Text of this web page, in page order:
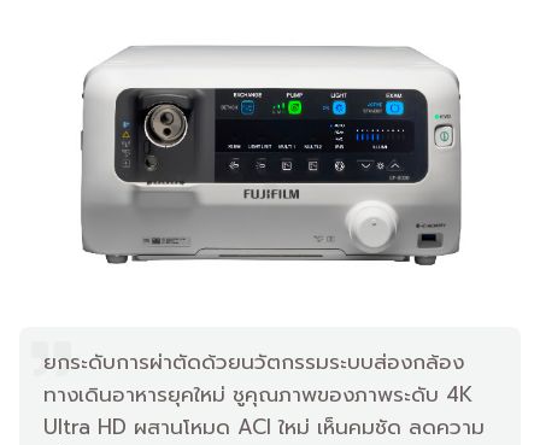
ยกระดับการผ่าตัดด้วยนวัตกรรมระบบส่องกล้อง
ทางเดินอาหารยุคใหม่ ชูคุณภาพของภาพระดับ 4K
Ultra HD ผสานโหมด ACI ใหม่ เห็นคมชัด ลดความ